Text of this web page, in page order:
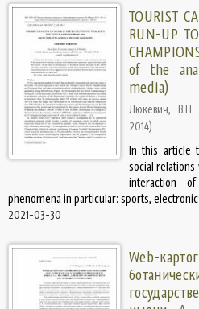
TOURIST
RUN-UP
of the
media)
Люкевич, В.П.
2014)
In this article
social
interaction
phenomena in particular: sports,
2021-03-30
Web-